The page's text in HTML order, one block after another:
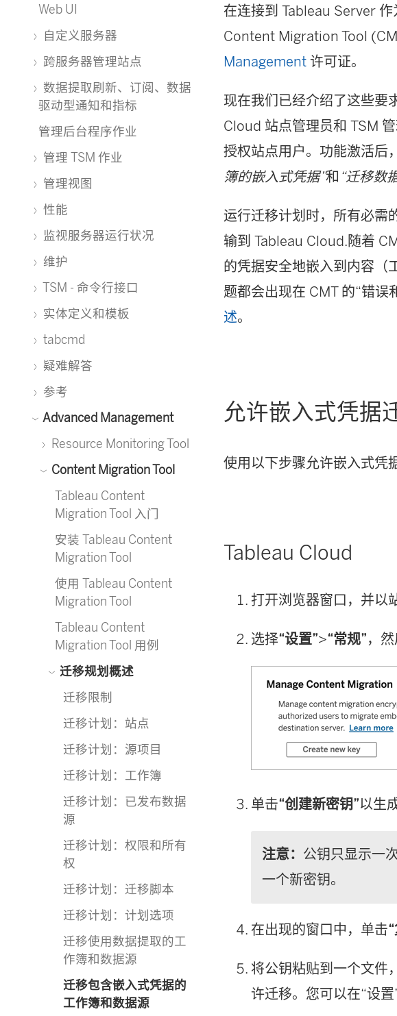
Web UI
自定义服务器
跨服务器管理站点
数据提取刷新、订阅、数据
驱动型通知和指标
管理后台程序作业
管理 TSM 作业
管理视图
性能
监视服务器运行状况
维护
TSM - 命令行接口
实体定义和模板
tabcmd
疑难解答
参考
Advanced Management
Resource Monitoring Tool
Content Migration Tool
Tableau Content
Migration Tool 入门
安装 Tableau Content
Migration Tool
使用 Tableau Content
Migration Tool
Tableau Content
Migration Tool 用例
迁移规划概述
迁移限制
迁移计划：站点
迁移计划：源项目
迁移计划：工作簿
迁移计划：已发布数据
源
迁移计划：权限和所有
权
迁移计划：迁移脚本
迁移计划：计划选项
迁移使用数据提取的工
作簿和数据源
迁移包含嵌入式凭据的
工作簿和数据源
在连接到Tableau Server
Content Migration Tool
Management 许可证。
现在我们已经介绍了这些要
Cloud 站点管理员和 TSM
授权站点用户。功能激活后
簿的嵌入式凭据”和 “迁移数
运行迁移计划时，所有必需
输到Tableau Cloud.随着
的凭据安全地嵌入到内容（
题都会出现在 CMT 的“错误
述。
允许嵌入式凭据
使用以下步骤允许嵌入式凭
Tableau Cloud
打开浏览器窗口，并以
选择“设置”>“常规”，
单击“创建新密钥”以生
注意： 公钥只显示一
一个新密钥。
在出现的窗口中，单击
将公钥粘贴到一个文件
许迁移。您可以在“设置